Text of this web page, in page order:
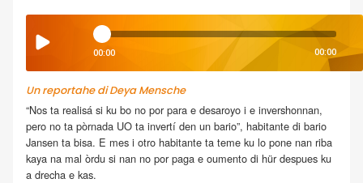
00:00 00:00
Un reportahe di Deya Mensche
“Nos ta realisá si ku bo no por para e desaroyo i e invershonnan,
pero no ta pòrnada UO ta invertí den un bario”, habitante di bario
Jansen ta bisa. E mes i otro habitante ta teme ku lo pone nan riba
kaya na mal òrdu si nan no por paga e oumento di hür despues ku
a drecha e kas.